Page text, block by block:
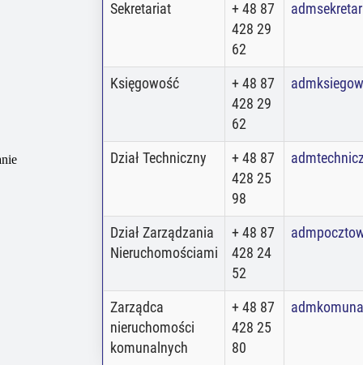
Sekretariat
+ 48 87
428 29
62
Księgowość
+ 48 87
428 29
62
Dział Techniczny
+ 48 87
428 25
98
Dział Zarządzania
Nieruchomościami
+ 48 87
428 24
52
Zarządca
nieruchomości
komunalnych
+ 48 87
428 25
80